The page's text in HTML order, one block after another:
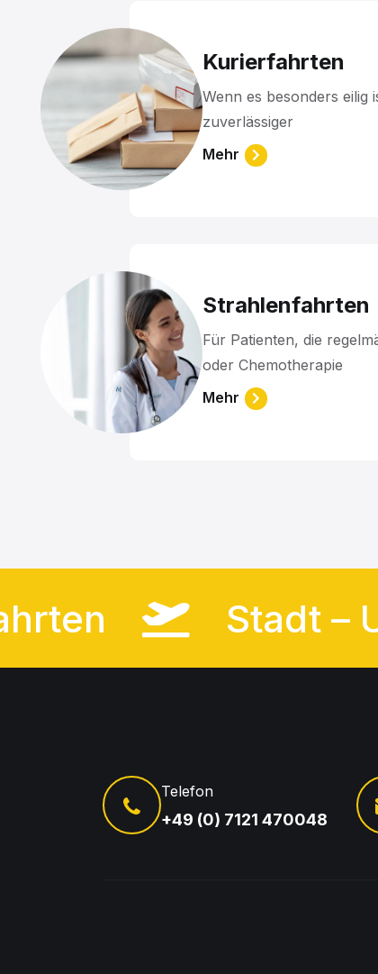
Kurierfahrten
Wenn es besonders eilig
zuverlässiger
Strahlenfahrten
Für Patienten, die
oder Chemotherapie
Telefon
+49 (0) 7121 470048